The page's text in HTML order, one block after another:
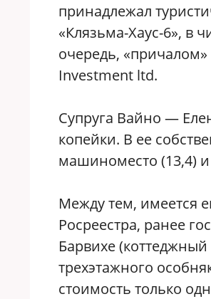
принадлежал
«Клязьма-Хаус-6», в
очередь,
Investment ltd.
Супруга Вайно —
копейки. В ее
машиноместо (13,4)
Между тем, имеется
Росреестра, ранее
Барвихе
трехэтажного
стоимость только